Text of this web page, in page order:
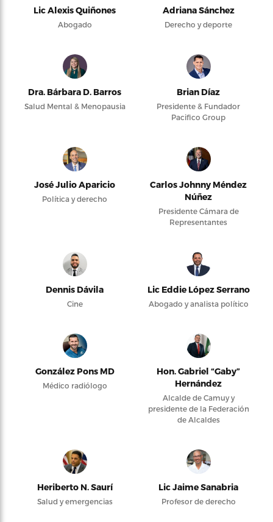
Lic Alexis Quiñones
Abogado
Adriana Sánchez
Derecho y deporte
Dra. Bárbara D. Barros
Salud Mental & Menopausia
Brian Díaz
Presidente & Fundador
Pacifico Group
José Julio Aparicio
Política y derecho
Carlos Johnny Méndez
Núñez
Presidente Cámara de
Representantes
Dennis Dávila
Cine
Lic Eddie López Serrano
Abogado y analista político
González Pons MD
Médico radiólogo
Hon. Gabriel “Gaby”
Hernández
Alcalde de Camuy y
presidente de la Federación
de Alcaldes
Heriberto N. Saurí
Salud y emergencias
Lic Jaime Sanabria
Profesor de derecho